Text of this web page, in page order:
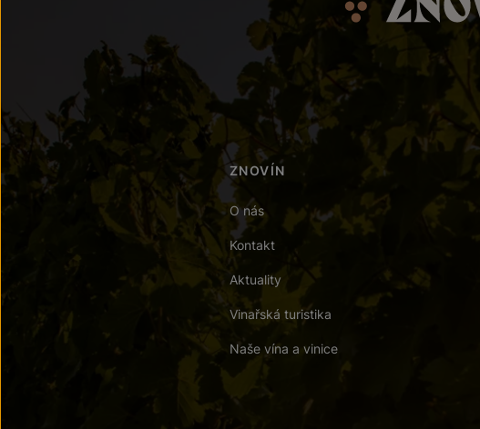
ZNOVÍN
O nás
Kontakt
Aktuality
Vinařská turistika
Naše vína a vinice